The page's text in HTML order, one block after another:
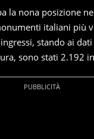
la nona posizione
italiani più
stando ai
sono stati 2.192